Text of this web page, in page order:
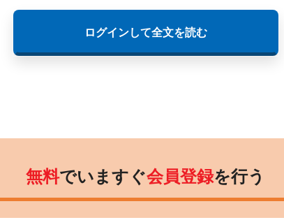
ログインして全文を読む
無料でいますぐ会員登録を行う